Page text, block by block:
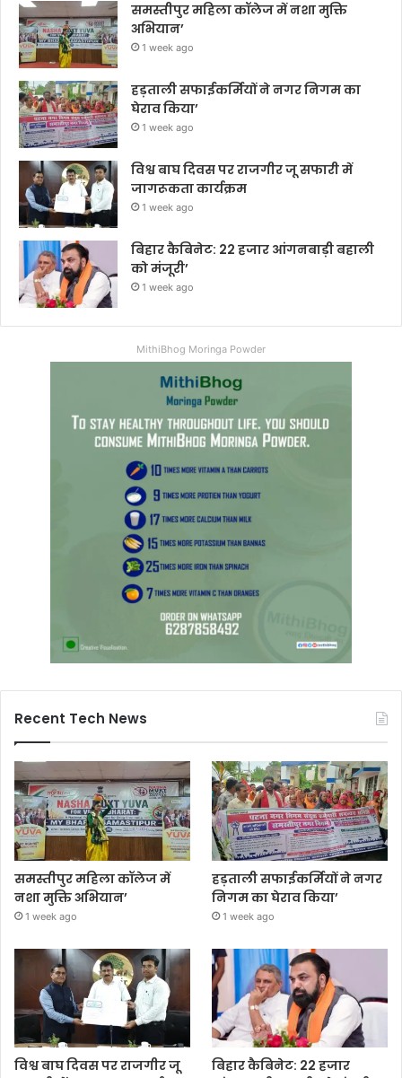
समस्तीपुर महिला कॉलेज में नशा मुक्ति
अभियान’
1 week ago
हड़ताली सफाईकर्मियों ने नगर निगम का
घेराव किया’
1 week ago
विश्व बाघ दिवस पर राजगीर जू सफारी में
जागरूकता कार्यक्रम
1 week ago
बिहार कैबिनेट: 22 हजार आंगनबाड़ी बहाली
को मंजूरी’
1 week ago
MithiBhog Moringa Powder
Recent Tech News
समस्तीपुर महिला कॉलेज में
नशा मुक्ति अभियान’
1 week ago
हड़ताली सफाईकर्मियों ने नगर
निगम का घेराव किया’
1 week ago
विश्व बाघ दिवस पर राजगीर जू
बिहार कैबिनेट: 22 हजार